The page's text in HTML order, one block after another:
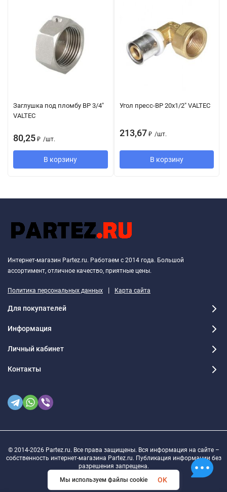
Заглушка под пломбу ВР 3/4"
VALTEC
80,25 ₽ /шт.
В корзину
Угол пресс-ВР 20х1/2" VALTEC
213,67 ₽ /шт.
В корзину
Интернет-магазин Partez.ru. Работаем с 2014 года. Большой
ассортимент, отличное качество, приятные цены.
Политика персональных данных | Карта сайта
Для покупателей
Информация
Личный кабинет
Контакты
© 2014-2026 Partez.ru. Все права защищены. Вся информация на сайте –
собственность интернет-магазина Partez.ru. Публикация информации без
разрешения запрещена.
Мы используем файлы cookie
OK